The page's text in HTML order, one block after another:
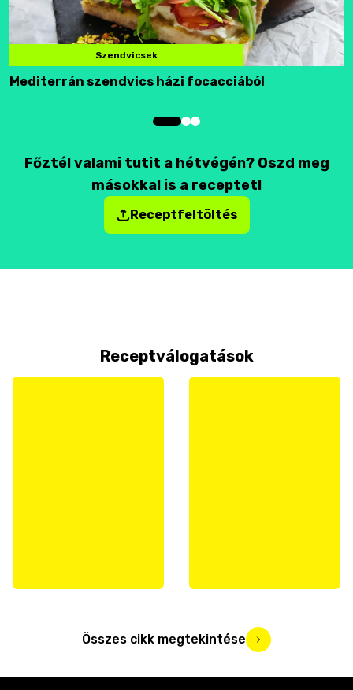
Szendvicsek
Mediterrán szendvics házi focacciából
Főztél valami tutit a hétvégén? Oszd meg
másokkal is a receptet!
Receptfeltöltés
Receptválogatások
Összes cikk megtekintése